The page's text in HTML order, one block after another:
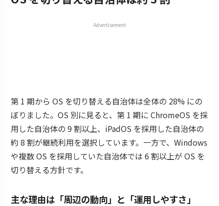
Advertisement
第 1 期から OS を切り替える自治体は全体の 28% にの
ぼりました。OS 別に見ると、第 1 期に ChromeOS を採
用した自治体の 9 割以上、iPadOS を採用した自治体の
約 8 割が継続利用を選択しています。一方で、Windows
や複数 OS を採用していた自治体では 6 割以上が OS を
切り替える方針です。
主な理由は「周辺の動向」と「運用しやすさ」